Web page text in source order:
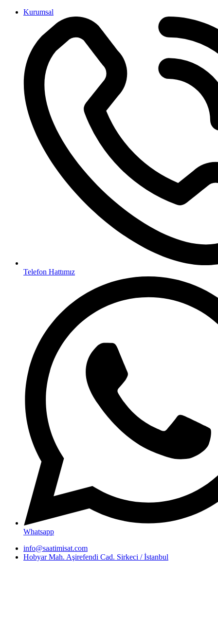
İçeriğeKurumsal
Telefon Hattımız
Whatsapp
info@saatimisat.com
Hobyar Mah. Aşirefendi Cad. Sirkeci / İstanbul